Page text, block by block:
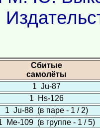
Сбитые
самолёты
1 Ju-87
1 Hs-126
1 Ju-88 (в паре - 1 / 2)
Ме-109 (в группе - 1 / 5)